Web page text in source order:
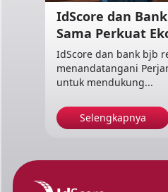
IdScore dan
Sama Perkuat
IdScore dan bank bjb
menandatangani
untuk mendukung...
Selengkapnya